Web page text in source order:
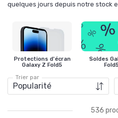
quelques jours depuis notre stock
Protections d'écran
Galaxy Z Fold5
Soldes
Trier par
536